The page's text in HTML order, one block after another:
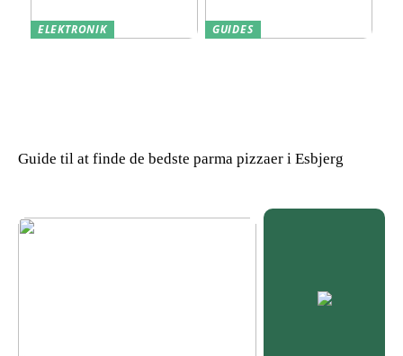
ELEKTRONIK
GUIDES
Guide til at finde de bedste parma pizzaer i Esbjerg